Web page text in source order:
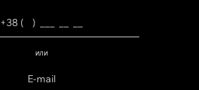
или